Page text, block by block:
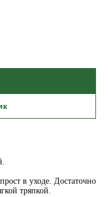
в уходе. Достаточно
тряпкой.